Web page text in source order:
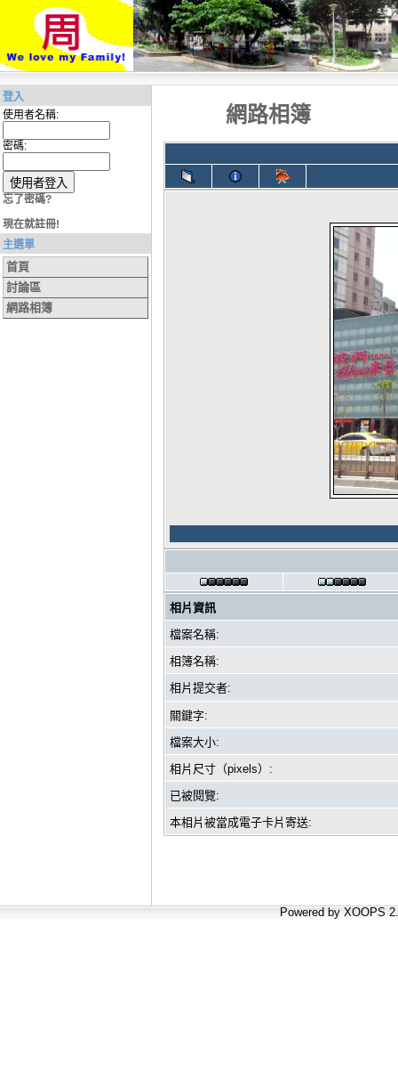
登入
使用者名稱:
密碼:
忘了密碼?
現在就註冊!
主選單
首頁
討論區
網路相簿
網路相簿
相片資訊
檔案名稱:
相簿名稱:
相片提交者:
關鍵字:
檔案大小:
相片尺寸（pixels）:
已被閱覽:
本相片被當成電子卡片寄送:
Powered by XOOPS